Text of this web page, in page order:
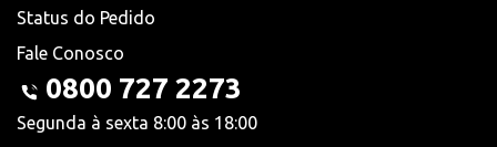
Status do Pedido
Fale Conosco
0800 727 2273
Segunda à sexta 8:00 às 18:00